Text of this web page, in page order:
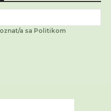
a sa Politikom